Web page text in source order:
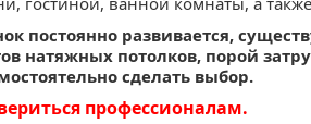
постоянно развивается,
натяжных потолков, порой
сделать выбор.
профессионалам.